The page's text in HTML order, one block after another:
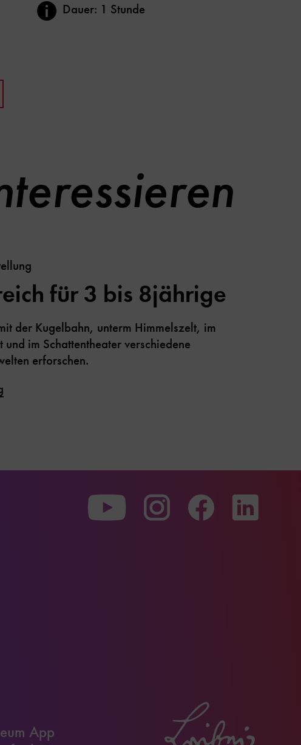
Dauer: 1 Stunde
für 3 bis 8jährige
der Kugelbahn, unterm Himmelszelt, im
und im Schattentheater verschiedene
erforschen.
App
Zu
unserer
Zu
unserer
Zu
unserer